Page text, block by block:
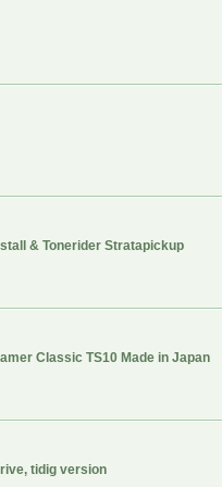
& Tonerider Stratapickup
Classic TS10 Made in Japan
tidig version